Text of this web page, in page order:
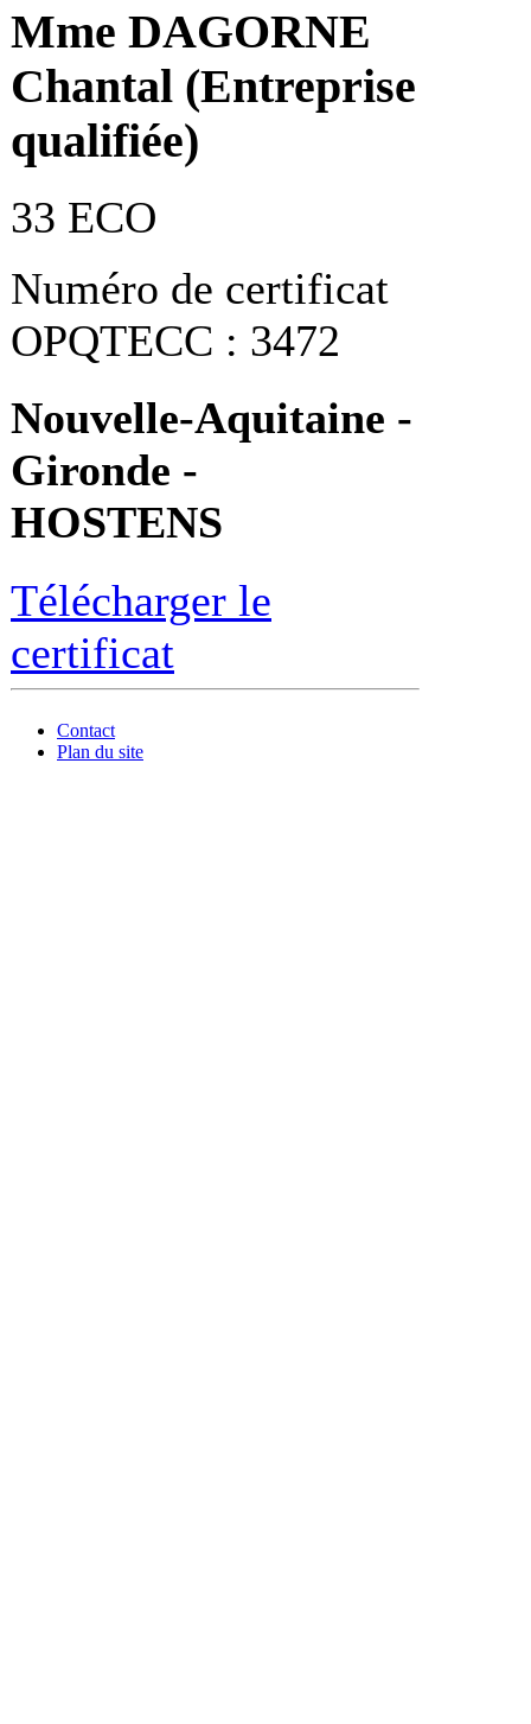
Mme DAGORNE
Chantal (Entreprise
qualifiée)
33 ECO
Numéro de certificat
OPQTECC : 3472
Nouvelle-Aquitaine -
Gironde -
HOSTENS
Télécharger le
certificat
Contact
Plan du site